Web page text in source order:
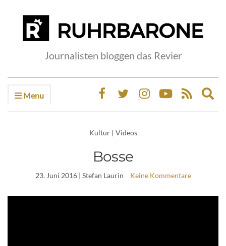
Journalisten bloggen das Revier
Menu
Kultur | Videos
Bosse
23. Juni 2016| Stefan Laurin Keine Kommentare